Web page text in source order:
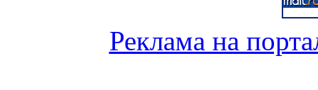
Реклама на